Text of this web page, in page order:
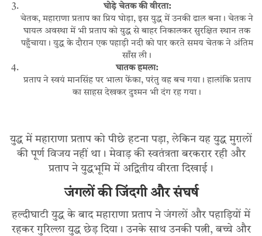
घोड़े चेतक की वीरता:
चेतक, महाराणा प्रताप का प्रिय घोड़ा, इस युद्ध में उनकी ढाल बना। चेतक ने
घायल अवस्था में भी प्रताप को युद्ध से बाहर निकालकर सुरक्षित स्थान तक
पहुँचाया। युद्ध के दौरान एक पहाड़ी नदी को पार करते समय चेतक ने अंतिम
साँस ली।
घातक हमला:
प्रताप ने स्वयं मानसिंह पर भाला फेंका, परंतु वह बच गया। हालांकि प्रताप
का साहस देखकर दुश्मन भी दंग रह गया।
युद्ध में महाराणा प्रताप को पीछे हटना पड़ा, लेकिन यह युद्ध मुग़लों
की पूर्ण विजय नहीं था। मेवाड़ की स्वतंत्रता बरकरार रही और
प्रताप ने युद्धभूमि में अद्वितीय वीरता दिखाई।
जंगलों की जिंदगी और संघर्ष
हल्दीघाटी युद्ध के बाद महाराणा प्रताप ने जंगलों और पहाड़ियों में
रहकर गुरिल्ला युद्ध छेड़ दिया। उनके साथ उनकी पत्नी, बच्चे और